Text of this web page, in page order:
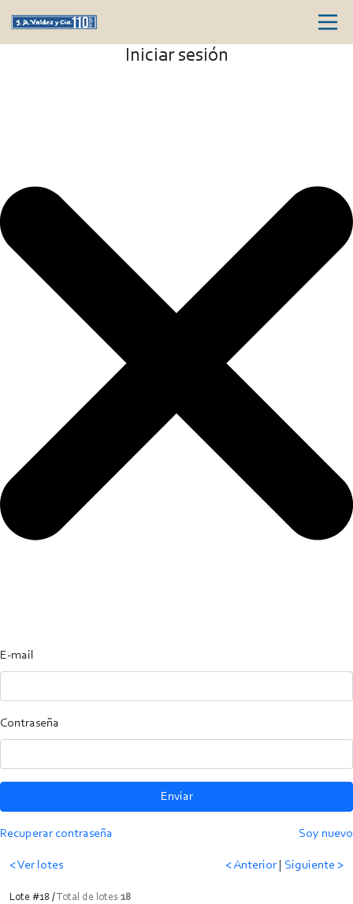
Iniciar sesión
E-mail
Contraseña
Enviar
Recuperar contraseña Soy nuevo
< Ver lotes < Anterior Siguiente >
Lote #18 /Total de lotes 18